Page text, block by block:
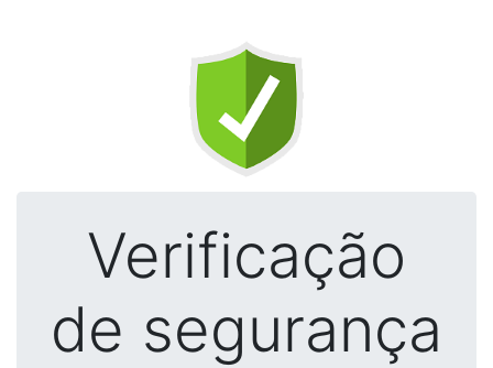
Verificação
de segurança